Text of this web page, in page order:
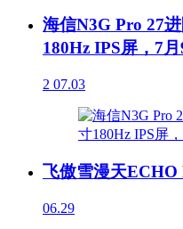
海信N3G Pro 27
180Hz IPS屏，7
2 07.03
飞傲雪漫天
06.29